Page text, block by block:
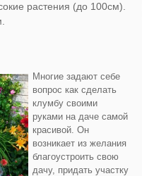
растения (до 100см).
Многие задают себе
вопрос как сделать
клумбу своими
руками на даче самой
красивой. Он
возникает из желания
благоустроить свою
дачу, придать участку